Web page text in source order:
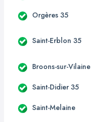
Orgères 35
Saint-Erblon 35
Broons-sur-Vilaine
Saint-Didier 35
Saint-Melaine